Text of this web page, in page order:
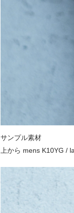
サンプル素材
上から mens K10YG /